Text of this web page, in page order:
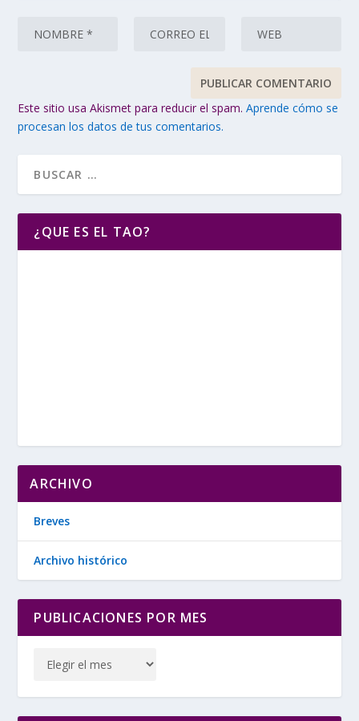
Este sitio usa Akismet para reducir el spam.Aprende cómo se
procesan los datos de tus comentarios.
¿QUE ES EL TAO?
ARCHIVO
Breves
Archivo histórico
PUBLICACIONES POR MES